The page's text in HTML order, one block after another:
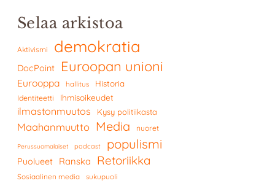
Selaa arkistoa
Aktivismi demokratia
DocPoint Euroopan unioni
Eurooppa hallitus Historia
Identiteetti Ihmisoikeudet
ilmastonmuutos Kysy politiikasta
Maahanmuutto Media nuoret
Perussuomalaiset podcast populismi
Puolueet Ranska Retoriikka
Sosiaalinen media sukupuoli